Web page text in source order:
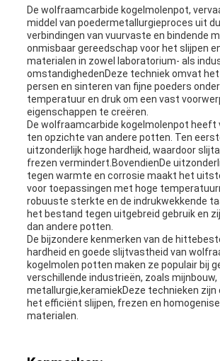
De wolfraamcarbide kogelmolenpot,
middel van poedermetallurgieproces uit
verbindingen van vuurvaste en bindende
onmisbaar gereedschap voor het slijpen
materialen in zowel laboratorium- als
omstandighedenDeze techniek omvat het
persen en sinteren van fijne poeders
temperatuur en druk om een vast
eigenschappen te creëren.
De wolfraamcarbide kogelmolenpot heeft
ten opzichte van andere potten. Ten
uitzonderlijk hoge hardheid, waardoor
frezen vermindert.BovendienDe
tegen warmte en corrosie maakt het
voor toepassingen met hoge
robuuste sterkte en de indrukwekkende
het bestand tegen uitgebreid gebruik en
dan andere potten.
De bijzondere kenmerken van de
hardheid en goede slijtvastheid van
kogelmolen potten maken ze populair bij
verschillende industrieën, zoals mijnbouw,
metallurgie,keramiekDeze technieken zijn
het efficiënt slijpen, frezen en
materialen.